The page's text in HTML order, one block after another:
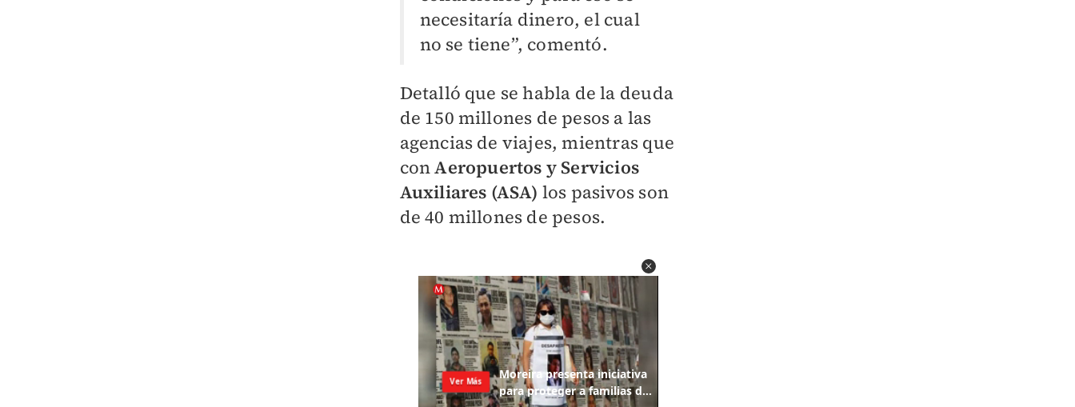
necesitaría dinero, el cual
no se tiene”, comentó.
Detalló que se habla de la deuda
de 150 millones de pesos a las
agencias de viajes, mientras que
conAeropuertos y Servicios
Auxiliares (ASA) los pasivos son
de 40 millones de pesos.